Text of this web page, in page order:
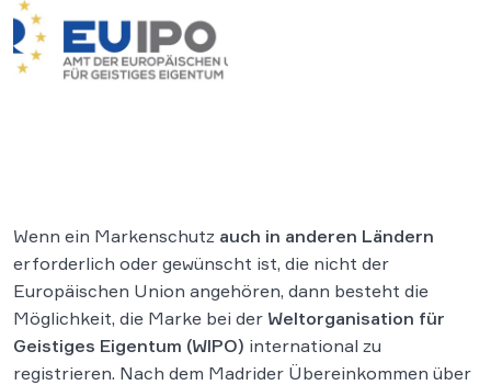
Wenn ein Markenschutz auch in anderen Ländern
erforderlich oder gewünscht ist, die nicht der
Europäischen Union angehören, dann besteht die
Möglichkeit, die Marke bei der Weltorganisation für
Geistiges Eigentum (WIPO) international zu
registrieren. Nach dem Madrider Übereinkommen über